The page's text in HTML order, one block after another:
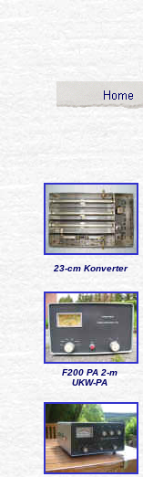
23-cm Konverter
F200 PA 2-m
UKW-PA